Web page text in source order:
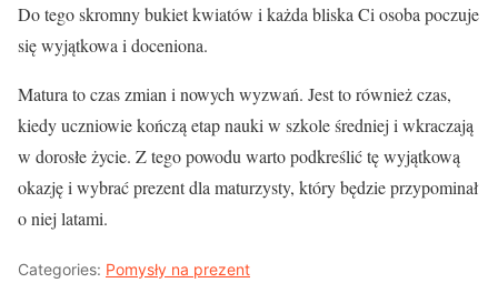
Do tego skromny bukiet kwiatów i każda bliska Ci osoba poczuje
się wyjątkowa i doceniona.
Matura to czas zmian i nowych wyzwań. Jest to również czas,
kiedy uczniowie kończą etap nauki w szkole średniej i wkraczają
w dorosłe życie. Z tego powodu warto podkreślić tę wyjątkową
okazję i wybrać prezent dla maturzysty, który będzie przypominał
o niej latami.
Categories: Pomysły na prezent